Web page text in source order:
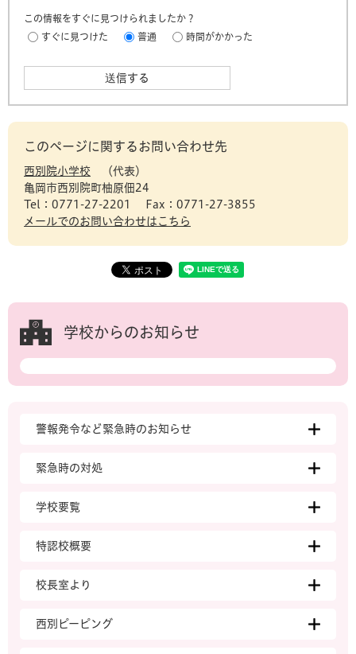
この情報をすぐに見つけられましたか？
すぐに見つけた
普通 時間がかかった
このページに関するお問い合わせ先
西別院小学校
代表
亀岡市西別院町柚原佃24
Tel：0771-27-2201
Fax：0771-27-3855
メールでのお問い合わせはこちら
学校からのお知らせ
警報発令など緊急時のお知らせ
緊急時の対処
学校要覧
特認校概要
校長室より
西別ピーピング